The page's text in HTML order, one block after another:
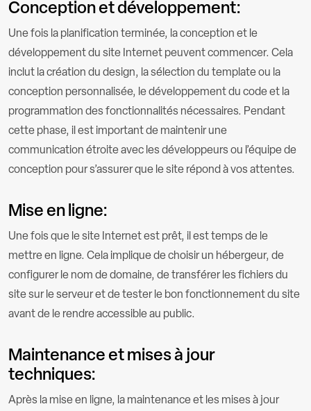
Conception et développement:
Une fois la planification terminée, la conception et le
développement du site Internet peuvent commencer. Cela
inclut la création du design, la sélection du template ou la
conception personnalisée, le développement du code et la
programmation des fonctionnalités nécessaires. Pendant
cette phase, il est important de maintenir une
communication étroite avec les développeurs ou l’équipe de
conception pour s’assurer que le site répond à vos attentes.
Mise en ligne:
Une fois que le site Internet est prêt, il est temps de le
mettre en ligne. Cela implique de choisir un hébergeur, de
configurer le nom de domaine, de transférer les fichiers du
site sur le serveur et de tester le bon fonctionnement du site
avant de le rendre accessible au public.
Maintenance et mises à jour
techniques:
Après la mise en ligne, la maintenance et les mises à jour